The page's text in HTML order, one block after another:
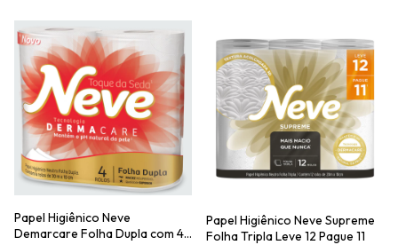
Papel Higiênico Neve
Demarcare Folha Dupla com 4
Papel Higiênico Neve Supreme
Folha Tripla Leve 12 Pague 11